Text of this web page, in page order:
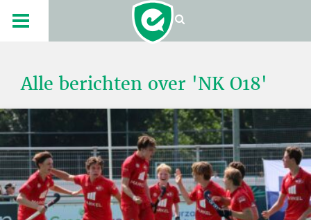
Alle berichten over 'NK O18'